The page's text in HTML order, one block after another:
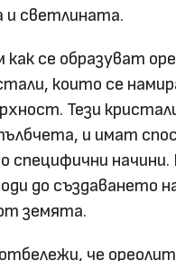
светлината.
как се образуват
които се
Тези
и имат
специфични
до създаването
земята.
че